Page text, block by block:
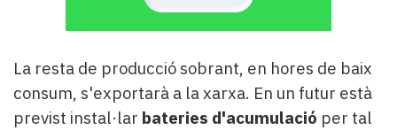
La resta de producció sobrant, en hores de baix
consum, s'exportarà a la xarxa. En un futur està
previst instal·lar bateries d'acumulació per tal